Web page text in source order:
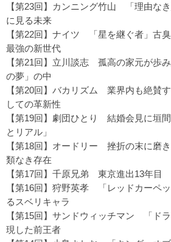
【第23回】カンニング竹山
「理由な
に見る未来
【第22回】ナイツ
「星を継ぐ者」古
最強の新世代
【第21回】立川談志 孤高の家元が歩
の夢」の中
【第20回】バカリズム 業界内も絶賛
しての革新性
【第19回】劇団ひとり 結婚会見に垣
とリアル」
【第18回】オードリー 挫折の末に磨
類なき存在
【第17回】千原兄弟 東京進出13年目
【第16回】狩野英孝
「レッドカーペ
るスベリキャラ
【第15回】サンドウィッチマン
「ド
現した前王者